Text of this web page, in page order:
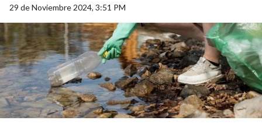
29 de Noviembre 2024, 3:51 PM